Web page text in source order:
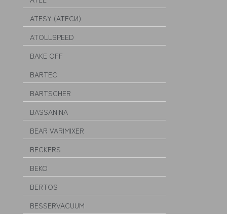
ATESY (АТЕСИ)
ATOLLSPEED
BAKE OFF
BARTEC
BARTSCHER
BASSANINA
BEAR VARIMIXER
BECKERS
BEKO
BERTOS
BESSERVACUUM